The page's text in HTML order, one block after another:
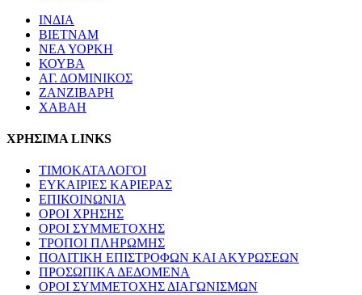
ΙΝΔΙΑ
ΒΙΕΤΝΑΜ
ΝΕΑ ΥΟΡΚΗ
ΚΟΥΒΑ
ΑΓ. ΔΟΜΙΝΙΚΟΣ
ΖΑΝΖΙΒΑΡΗ
ΧΑΒΑΗ
ΧΡΗΣΙΜΑ LINKS
ΤΙΜΟΚΑΤΑΛΟΓΟΙ
ΕΥΚΑΙΡΙΕΣ ΚΑΡΙΕΡΑΣ
ΕΠΙΚΟΙΝΩΝΙΑ
ΟΡΟΙ ΧΡΗΣΗΣ
ΟΡΟΙ ΣΥΜΜΕΤΟΧΗΣ
ΤΡΟΠΟΙ ΠΛΗΡΩΜΗΣ
ΠΟΛΙΤΙΚΗ ΕΠΙΣΤΡΟΦΩΝ ΚΑΙ ΑΚΥΡΩΣΕΩΝ
ΠΡΟΣΩΠΙΚΑ ΔΕΔΟΜΕΝΑ
ΟΡΟΙ ΣΥΜΜΕΤΟΧΗΣ ΔΙΑΓΩΝΙΣΜΩΝ